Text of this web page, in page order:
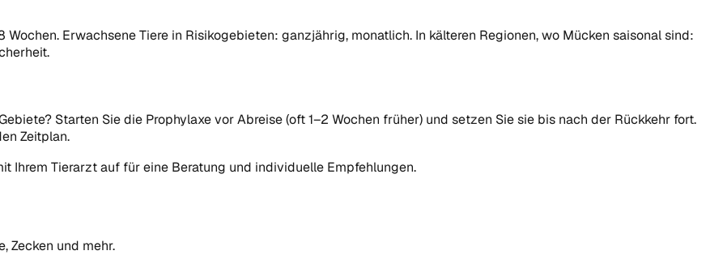
Erwachsene Tiere in Risikogebieten: ganzjährig, monatlich. In kälteren Regionen, wo Mücken saisonal sind:
Starten Sie die Prophylaxe vor Abreise (oft 1–2 Wochen früher) und setzen Sie sie bis nach der Rückkehr fort.
Zeitplan.
Ihrem Tierarzt auf für eine Beratung und individuelle Empfehlungen.
Zecken und mehr.